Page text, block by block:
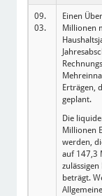
09.
03.
Einen
Millionen
Erträgen,
geplant.
Die
Millionen
werden,
auf 147,3
beträgt.